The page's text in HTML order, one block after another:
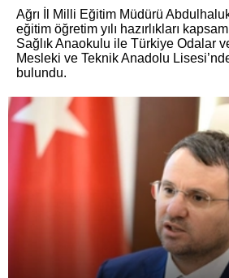
Ağrı İl Milli Eğitim Müdürü
eğitim öğretim yılı hazırlıkları
Sağlık Anaokulu ile Türkiye Odalar
Mesleki ve Teknik Anadolu
bulundu.